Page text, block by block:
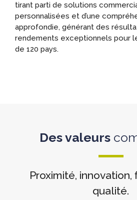
tirant parti de solutions
personnalisées et d’une
approfondie, générant des
rendements exceptionnels pour
de 120 pays.
Des valeurs
Proximité,
qualité.